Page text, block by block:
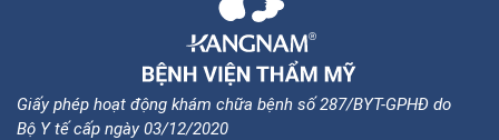
Giấy phép hoạt động khám chữa bệnh số 287/BYT-GPHĐ do
Bộ Y tế cấp ngày 03/12/2020